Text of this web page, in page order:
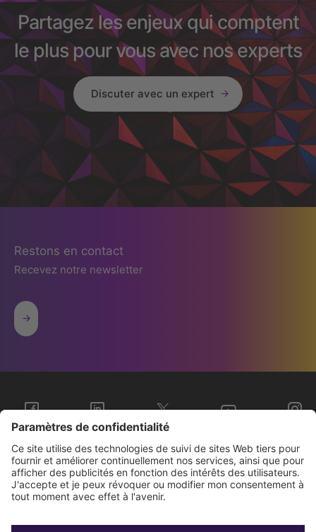
Partagez les enjeux qui comptent
le plus pour vous avec nos experts
Discuter avec un expert
Restons en contact
Recevez notre newsletter
Sopra Steria Groupe
Investisseurs
Nous connaître
Contact